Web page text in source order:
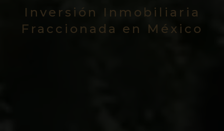
Inversión Inmobiliaria
Fraccionada en México